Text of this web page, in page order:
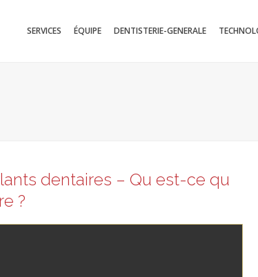
SERVICES ÉQUIPE DENTISTERIE-GENERALE
dentaires – Qu est-ce qu
?